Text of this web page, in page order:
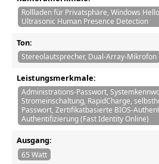
Rollladen für Privatsphäre, Windows
Ultrasonic Human Presence Detection
Ton:
Stereolautsprecher, Dual-Array-Mikrofon
Leistungsmerkmale:
Administrations-Passwort,
Stromeinschaltung, RapidCharge,
Passwort, Zertifikatbasierte BIOS-
Authentifizierung (Fast Identity Online)
Ausgang:
65 Watt